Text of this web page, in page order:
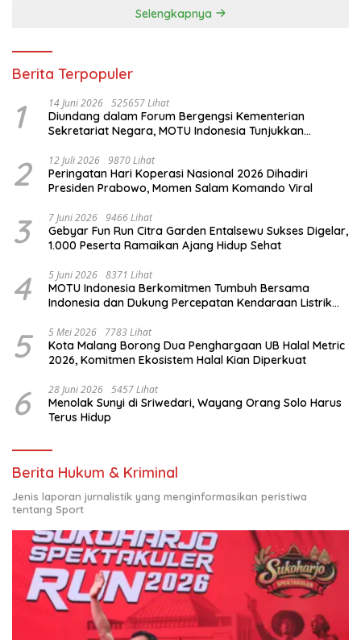
Selengkapnya
Berita Terpopuler
1 14 Juni 2026 525657 Lihat
Diundang dalam Forum Bergengsi Kementerian
Sekretariat Negara, MOTU Indonesia Tunjukkan
2 12 Juli 2026 9870 Lihat
Peringatan Hari Koperasi Nasional 2026 Dihadiri
Presiden Prabowo, Momen Salam Komando Viral
3 7 Juni 2026 9466 Lihat
Gebyar Fun Run Citra Garden Entalsewu Sukses Digelar,
1.000 Peserta Ramaikan Ajang Hidup Sehat
4 5 Juni 2026 8371 Lihat
MOTU Indonesia Berkomitmen Tumbuh Bersama
Indonesia dan Dukung Percepatan Kendaraan Listrik
5 5 Mei 2026 7783 Lihat
Kota Malang Borong Dua Penghargaan UB Halal Metric
2026, Komitmen Ekosistem Halal Kian Diperkuat
6 28 Juni 2026 5457 Lihat
Menolak Sunyi di Sriwedari, Wayang Orang Solo Harus
Terus Hidup
Berita Hukum & Kriminal
Jenis laporan jurnalistik yang menginformasikan peristiwa
tentang Sport